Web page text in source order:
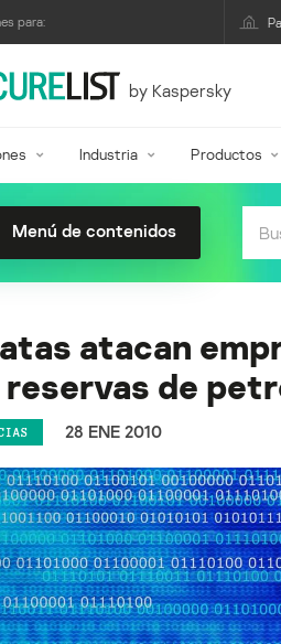
para:
by Kaspersky
Industria Productos
Menú de contenidos
atacan
reservas de
28 ENE 2010